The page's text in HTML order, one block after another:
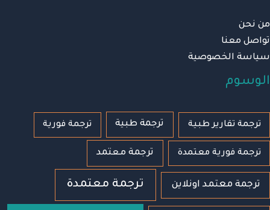
من نحن
تواصل معنا
سياسة الخصوصية
الوسوم
ترجمة تقارير طبية ترجمة طبية ترجمة فورية
ترجمة فورية معتمدة ترجمة معتمد
ترجمة معتمد اونلاين ترجمة معتمدة